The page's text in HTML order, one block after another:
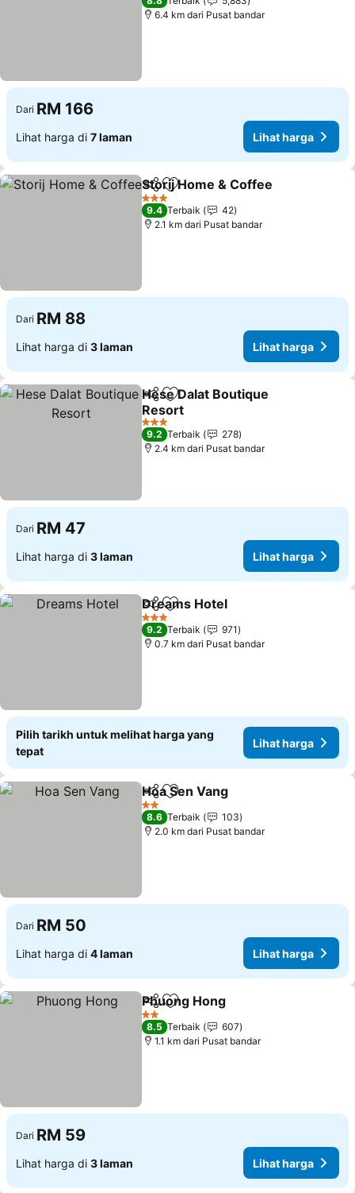
6.4 km dari Pusat bandar
Dari RM 166
Lihat harga di 7 laman Lihat harga
KongsiTambah ke favorit
Storij Home & Coffee
3 Bintang
9.4 Terbaik
42
2.1 km dari Pusat bandar
Dari RM 88
Lihat harga di 3 laman Lihat harga
KongsiTambah ke favorit
Hese Dalat Boutique
Resort
Lihat harga
3 Bintang
9.2 Terbaik
278
2.4 km dari Pusat bandar
Dari RM 47
Lihat harga di 3 laman Lihat harga
KongsiTambah ke favorit
Dreams Hotel
3 Bintang
9.2 Terbaik
971
0.7 km dari Pusat bandar
Pilih tarikh untuk melihat harga yang
tepat
Lihat harga
KongsiTambah ke favorit
Hoa Sen Vang
2 Bintang
8.6 Terbaik
103
2.0 km dari Pusat bandar
Dari RM 50
Lihat harga di 4 laman Lihat harga
KongsiTambah ke favorit
Phuong Hong
2 Bintang
8.5 Terbaik
607
1.1 km dari Pusat bandar
Dari RM 59
Lihat harga di 3 laman Lihat harga